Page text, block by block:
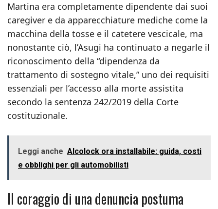
Martina era completamente dipendente dai suoi
caregiver e da apparecchiature mediche come la
macchina della tosse e il catetere vescicale, ma
nonostante ciò, l’Asugi ha continuato a negarle il
riconoscimento della “dipendenza da
trattamento di sostegno vitale,” uno dei requisiti
essenziali per l’accesso alla morte assistita
secondo la sentenza 242/2019 della Corte
costituzionale.
Leggi anche Alcolock ora installabile: guida, costi
e obblighi per gli automobilisti
Il coraggio di una denuncia postuma